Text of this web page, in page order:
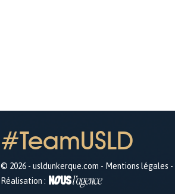
#TeamUSLD
© 2026 - usldunkerque.com - Mentions légales -
Réalisation :